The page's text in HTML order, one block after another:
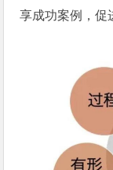
享成功案例，促